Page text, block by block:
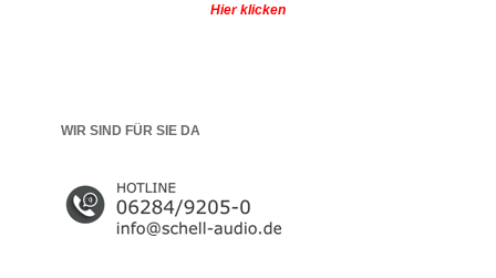
Hier klicken
WIR SIND FÜR SIE DA